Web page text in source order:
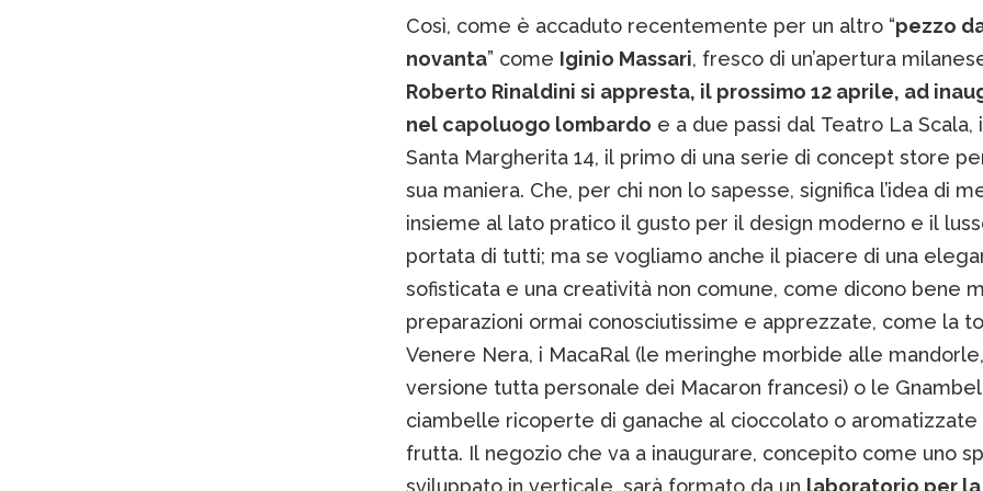
Così, come è accaduto recentemente per un altro “pezzo
novanta” come Iginio Massari, fresco di un’apertura
Roberto Rinaldini si appresta, il prossimo 12 aprile, ad
nel capoluogo lombardo e a due passi dal Teatro La Scala,
Santa Margherita 14, il primo di una serie di concept store
sua maniera. Che, per chi non lo sapesse, significa l’idea di
insieme al lato pratico il gusto per il design moderno e il
portata di tutti; ma se vogliamo anche il piacere di una
sofisticata e una creatività non comune, come dicono bene
preparazioni ormai conosciutissime e apprezzate, come la
Venere Nera, i MacaRal (le meringhe morbide alle mandorle,
versione tutta personale dei Macaron francesi) o le
ciambelle ricoperte di ganache al cioccolato o aromatizzate
frutta. Il negozio che va a inaugurare, concepito come uno